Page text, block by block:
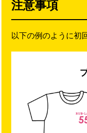
注意事項
以下の例のように初